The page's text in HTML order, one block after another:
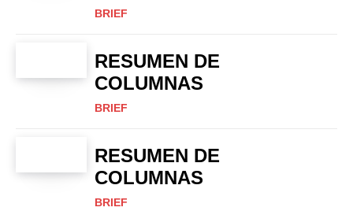
BRIEF
RESUMEN DE
COLUMNAS
BRIEF
RESUMEN DE
COLUMNAS
BRIEF